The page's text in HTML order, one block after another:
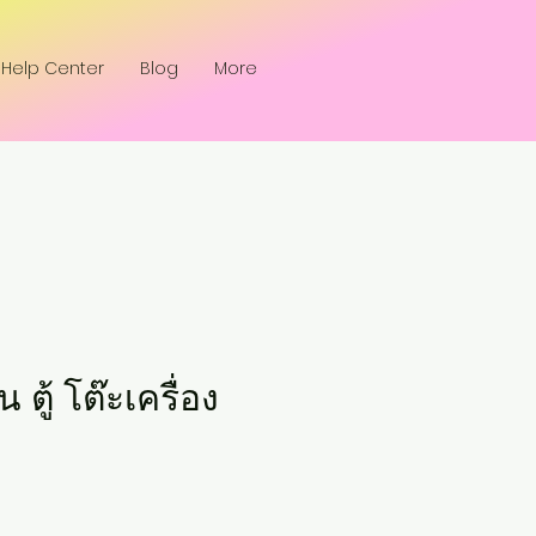
Help Center Blog More
ตู้ โต๊ะเครื่อง